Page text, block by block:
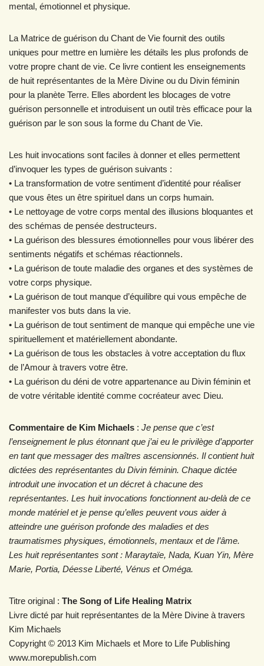
mental, émotionnel et physique.
La Matrice de guérison du Chant de Vie fournit des outils
uniques pour mettre en lumière les détails les plus profonds de
votre propre chant de vie. Ce livre contient les enseignements
de huit représentantes de la Mère Divine ou du Divin féminin
pour la planète Terre. Elles abordent les blocages de votre
guérison personnelle et introduisent un outil très efficace pour la
guérison par le son sous la forme du Chant de Vie.
Les huit invocations sont faciles à donner et elles permettent
d’invoquer les types de guérison suivants :
• La transformation de votre sentiment d’identité pour réaliser
que vous êtes un être spirituel dans un corps humain.
• Le nettoyage de votre corps mental des illusions bloquantes et
des schémas de pensée destructeurs.
• La guérison des blessures émotionnelles pour vous libérer des
sentiments négatifs et schémas réactionnels.
• La guérison de toute maladie des organes et des systèmes de
votre corps physique.
• La guérison de tout manque d’équilibre qui vous empêche de
manifester vos buts dans la vie.
• La guérison de tout sentiment de manque qui empêche une vie
spirituellement et matériellement abondante.
• La guérison de tous les obstacles à votre acceptation du flux
de l’Amour à travers votre être.
• La guérison du déni de votre appartenance au Divin féminin et
de votre véritable identité comme cocréateur avec Dieu.
Commentaire de Kim Michaels : Je pense que c’est
l’enseignement le plus étonnant que j’ai eu le privilège d’apporter
en tant que messager des maîtres ascensionnés. Il contient huit
dictées des représentantes du Divin féminin. Chaque dictée
introduit une invocation et un décret à chacune des
représentantes. Les huit invocations fonctionnent au-delà de ce
monde matériel et je pense qu’elles peuvent vous aider à
atteindre une guérison profonde des maladies et des
traumatismes physiques, émotionnels, mentaux et de l’âme.
Les huit représentantes sont : Maraytaïe, Nada, Kuan Yin, Mère
Marie, Portia, Déesse Liberté, Vénus et Oméga.
Titre original : The Song of Life Healing Matrix
Livre dicté par huit représentantes de la Mère Divine à travers
Kim Michaels
Copyright © 2013 Kim Michaels et More to Life Publishing
www.morepublish.com